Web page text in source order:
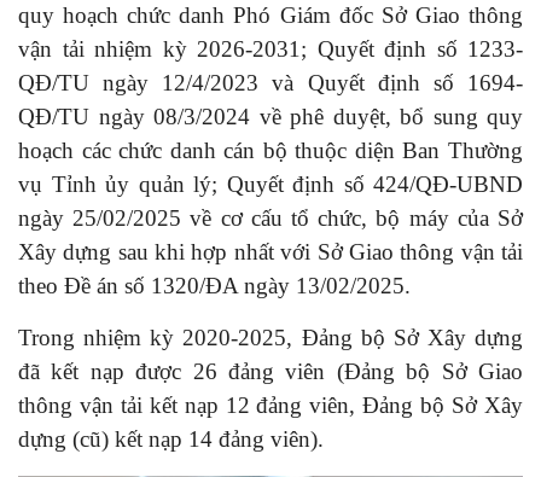
quy hoạch chức danh Phó Giám đốc Sở Giao thông
vận tải nhiệm kỳ 2026-2031; Quyết định số 1233-
QĐ/TU ngày 12/4/2023 và Quyết định số 1694-
QĐ/TU ngày 08/3/2024 về phê duyệt, bổ sung quy
hoạch các chức danh cán bộ thuộc diện Ban Thường
vụ Tỉnh ủy quản lý; Quyết định số 424/QĐ-UBND
ngày 25/02/2025 về cơ cấu tổ chức, bộ máy của Sở
Xây dựng sau khi hợp nhất với Sở Giao thông vận tải
theo Đề án số 1320/ĐA ngày 13/02/2025.
Trong nhiệm kỳ 2020-2025, Đảng bộ Sở Xây dựng
đã kết nạp được 26 đảng viên (Đảng bộ Sở Giao
thông vận tải kết nạp 12 đảng viên, Đảng bộ Sở Xây
dựng (cũ) kết nạp 14 đảng viên).